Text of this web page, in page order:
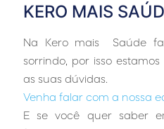
KERO MAIS
Na Kero mais Saúde
sorrindo, por isso
as suas dúvidas.
Venha falar com a nossa
E se você quer saber